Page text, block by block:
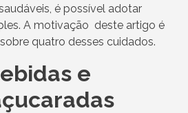
é possível adotar
A motivação deste artigo é
quatro desses cuidados.
e